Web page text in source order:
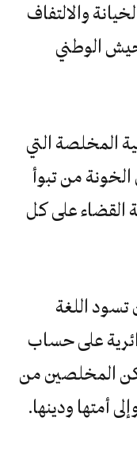
والالتفاف
الوطني
المخلصة التي
من تبوأ
القضاء على كل
اللغة
على حساب
المخلصين من
أمتها ودينها.